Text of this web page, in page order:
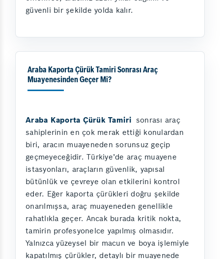
güvenli bir şekilde yolda kalır.
Araba Kaporta Çürük Tamiri Sonrası Araç
Muayenesinden Geçer Mi?
Araba Kaporta Çürük Tamiri sonrası araç
sahiplerinin en çok merak ettiği konulardan
biri, aracın muayeneden sorunsuz geçip
geçmeyeceğidir. Türkiye’de araç muayene
istasyonları, araçların güvenlik, yapısal
bütünlük ve çevreye olan etkilerini kontrol
eder. Eğer kaporta çürükleri doğru şekilde
onarılmışsa, araç muayeneden genellikle
rahatlıkla geçer. Ancak burada kritik nokta,
tamirin profesyonelce yapılmış olmasıdır.
Yalnızca yüzeysel bir macun ve boya işlemiyle
kapatılmış çürükler, detaylı bir muayenede